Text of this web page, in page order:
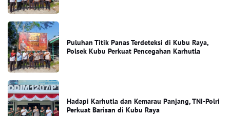
Puluhan Titik Panas Terdeteksi di Kubu Raya,
Polsek Kubu Perkuat Pencegahan Karhutla
Hadapi Karhutla dan Kemarau Panjang, TNI-Polri
Perkuat Barisan di Kubu Raya